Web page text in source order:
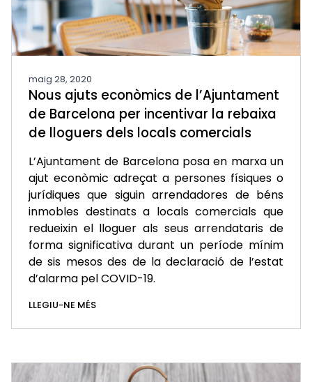
maig 28, 2020
Nous ajuts econòmics de l’Ajuntament
de Barcelona per incentivar la rebaixa
de lloguers dels locals comercials
L’Ajuntament de Barcelona posa en marxa un
ajut econòmic adreçat a persones físiques o
jurídiques que siguin arrendadores de béns
inmobles destinats a locals comercials que
redueixin el lloguer als seus arrendataris de
forma significativa durant un període mínim
de sis mesos des de la declaració de l’estat
d’alarma pel COVID-19.
LLEGIU-NE MÉS